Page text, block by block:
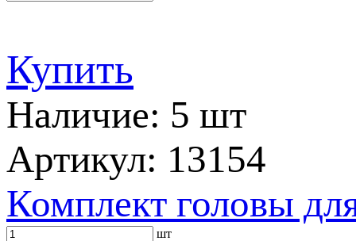
Купить
Наличие: 5 шт
Артикул: 13154
Комплект головы
шт